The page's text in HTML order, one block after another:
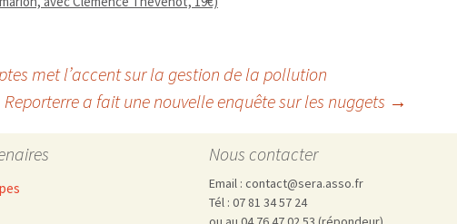
met l’accent sur la gestion de la pollution
Reporterre a fait une nouvelle enquête sur les nuggets →
Nous contacter
Email : contact@sera.asso.fr
Tél : 07 81 34 57 24